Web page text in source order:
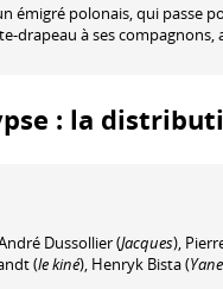
émigré polonais, qui passe
drapeau à ses compagnons,
: la
Dussollier(Jacques),
(le kiné), Henryk Bista(